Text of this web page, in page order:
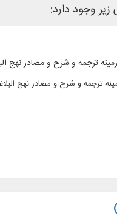
زیر وجود دارد: